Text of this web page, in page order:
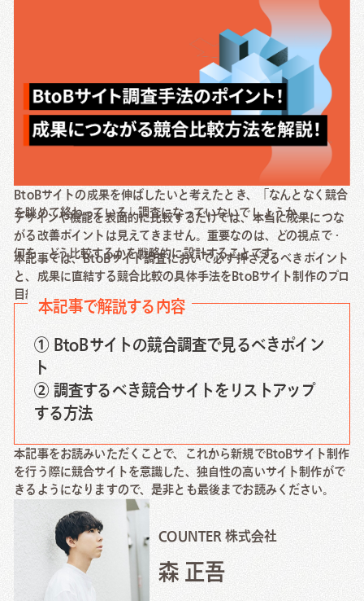
Download
資料ダウンロード
Contact Us
お問い合わせ
BtoBサイトの成果を伸ばしたいと考えたとき、「なんとなく競合
を眺めて終わっている」調査になっていないでしょうか。
デザインや機能を表面的に比較するだけでは、本当に成果につな
がる改善ポイントは見えてきません。重要なのは、どの視点で・
何を・どう比較するかを戦略的に設計することです。
本記事では、BtoBサイト調査において必ず押さえるべきポイント
と、成果に直結する競合比較の具体手法をBtoBサイト制作のプロ
目線でわかりやすく解説します。
本記事で解説する内容
① BtoBサイトの競合調査で見るべきポイン
ト
② 調査するべき競合サイトをリストアップ
する方法
本記事をお読みいただくことで、これから新規でBtoBサイト制作
を行う際に競合サイトを意識した、独自性の高いサイト制作がで
きるようになりますので、是非とも最後までお読みください。
COUNTER 株式会社
森 正吾